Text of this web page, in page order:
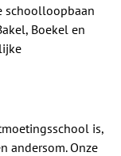
schoolloopbaan
Boekel en
is,
andersom. Onze